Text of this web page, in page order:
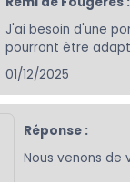
J'ai besoin d'une
pourront être
01/12/2025
Réponse :
Nous venons de